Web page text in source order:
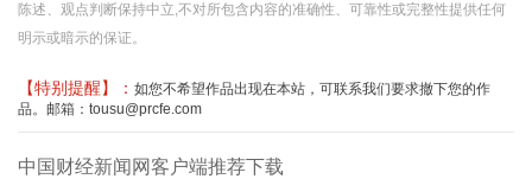
陈述、观点判断保持中立,不对所包含内容的准确性、可靠性或完整性提供任何
明示或暗示的保证。
【特别提醒】： 如您不希望作品出现在本站，可联系我们要求撤下您的作
品。邮箱：tousu@prcfe.com
中国财经新闻网客户端推荐下载